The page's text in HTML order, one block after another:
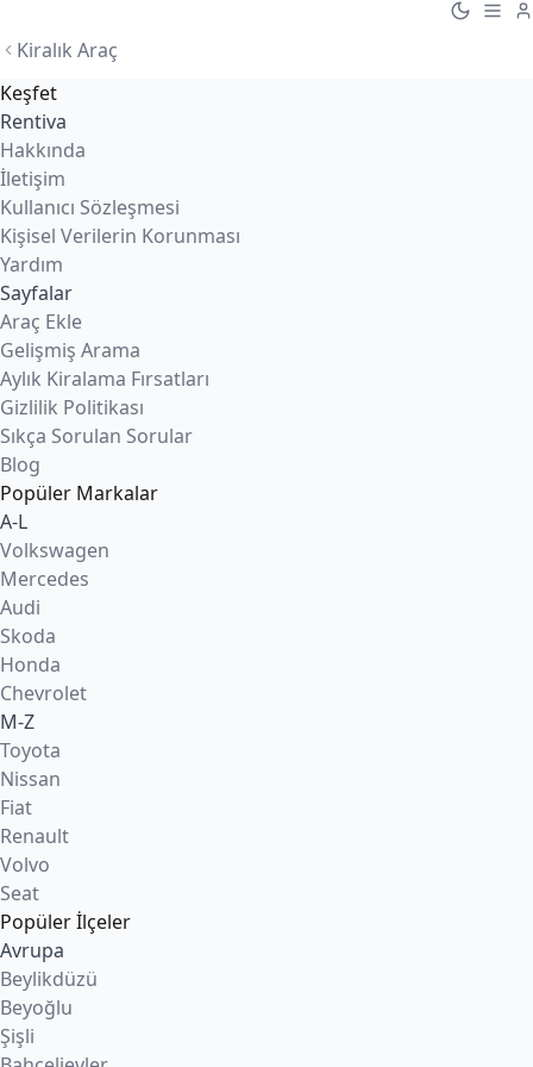
Kiralık Araç
Keşfet
Rentiva
Hakkında
İletişim
Kullanıcı Sözleşmesi
Kişisel Verilerin Korunması
Yardım
Sayfalar
Araç Ekle
Gelişmiş Arama
Aylık Kiralama Fırsatları
Gizlilik Politikası
Sıkça Sorulan Sorular
Blog
Popüler Markalar
A-L
Volkswagen
Mercedes
Audi
Skoda
Honda
Chevrolet
M-Z
Toyota
Nissan
Fiat
Renault
Volvo
Seat
Popüler İlçeler
Avrupa
Beylikdüzü
Beyoğlu
Şişli